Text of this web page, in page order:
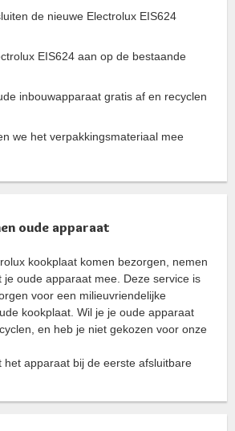
de nieuwe Electrolux EIS624
EIS624 aan op de bestaande
inbouwapparaat gratis af en recyclen
we het verpakkingsmateriaal mee
oude apparaat
kookplaat komen bezorgen, nemen
je oude apparaat mee. Deze service is
voor een milieuvriendelijke
kookplaat. Wil je je oude apparaat
en heb je niet gekozen voor onze
apparaat bij de eerste afsluitbare